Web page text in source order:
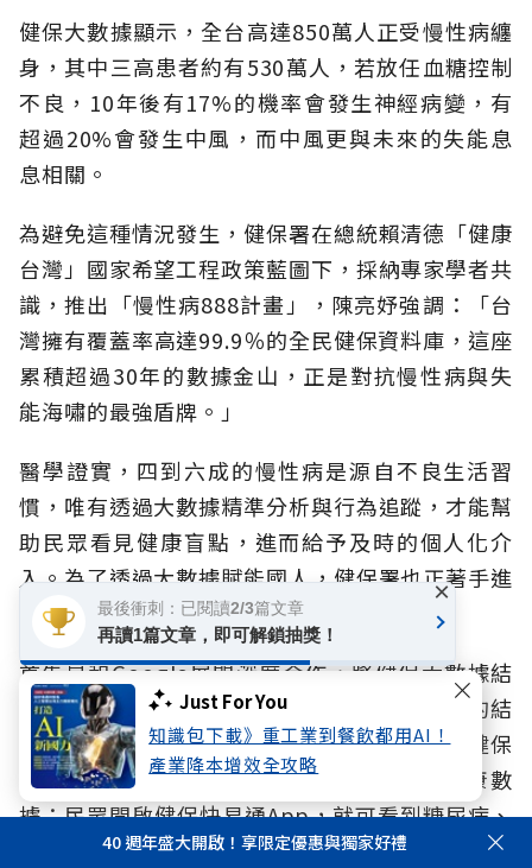
Just For You
知識包下載》重工業到餐飲都用AI！
產業降本增效全攻略
健保大數據顯示，全台高達850萬人正受慢性病纏
身，其中三高患者約有530萬人，若放任血糖控制
不良，10年後有17%的機率會發生神經病變，有
超過20%會發生中風，而中風更與未來的失能息
息相關。
為避免這種情況發生，健保署在總統賴清德「健康
台灣」國家希望工程政策藍圖下，採納專家學者共
識，推出「慢性病888計畫」，陳亮妤強調：「台
灣擁有覆蓋率高達99.9％的全民健保資料庫，這座
累積超過30年的數據金山，正是對抗慢性病與失
能海嘯的最強盾牌。」
醫學證實，四到六成的慢性病是源自不良生活習
慣，唯有透過大數據精準分析與行為追蹤，才能幫
助民眾看見健康盲點，進而給予及時的個人化介
入。為了透過大數據賦能國人，健保署也正著手進
行兩大數位革命。
首先是和Google展開深度合作，將健保大數據結
合Google的AI算力，依糖尿病疾病風險分級的結
果，產製個人化衛教提醒。民眾自己也可透過健保
快易通 App「健康存摺」，了解自己的健康數
據；民眾開啟健保快易通App，就可看到糖尿病、
腎臟病、心臟病等個人化的風險評估，這是用大數
40 週年盛大開啟！享限定優惠與獨家好禮
最後衝刺：已閱讀2/3篇文章
再讀1篇文章，即可解鎖抽獎！
×